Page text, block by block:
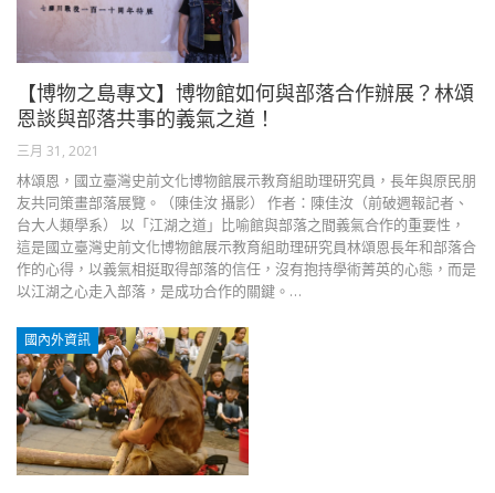
【博物之島專文】博物館如何與部落合作辦展？林頌
恩談與部落共事的義氣之道！
三月 31, 2021
林頌恩，國立臺灣史前文化博物館展示教育組助理研究員，長年與原民朋
友共同策畫部落展覽。（陳佳汝 攝影） 作者：陳佳汝（前破週報記者、
台大人類學系） 以「江湖之道」比喻館與部落之間義氣合作的重要性，
這是國立臺灣史前文化博物館展示教育組助理研究員林頌恩長年和部落合
作的心得，以義氣相挺取得部落的信任，沒有抱持學術菁英的心態，而是
以江湖之心走入部落，是成功合作的關鍵。…
國內外資訊